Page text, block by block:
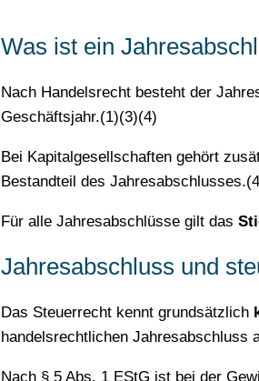
Was ist ein
Nach Handelsrecht besteht der
Geschäftsjahr.(1)(3)(4)
Bei Kapitalgesellschaften gehört
Bestandteil des
Für alle Jahresabschlüsse gilt das
Jahresabschluss und
Das Steuerrecht kennt grundsätzlich
handelsrechtlichen Jahresabschluss
Nach § 5 Abs. 1 EStG ist bei der